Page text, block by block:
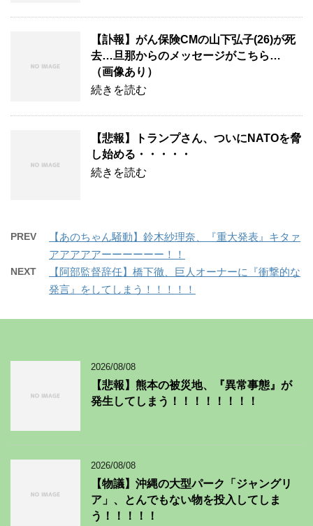
【訃報】がん保険CMの山下弘子(26)が死
去…旦那からのメッセージがこちら…
（画像あり）
続きを読む
【悲報】トランプさん、ついにNATOを脅
し始める・・・・・
続きを読む
PREV
【あのちゃん騒動】鈴木紗理奈、『重大発表』キタァ
アアアアアーーーーーー！！
NEXT
【阿部監督辞任】橋下徹、巨人オーナーに『衝撃的な
発言』をしてしまう！！！！！
2026/08/08
【悲報】熊本の被災地、『異常事態』が
発生してしまう！！！！！！！！
2026/08/08
【物議】沖縄の大型パーク「ジャングリ
ア」、とんでもない物を投入してしま
う！！！！！